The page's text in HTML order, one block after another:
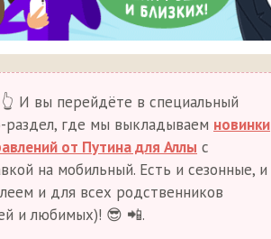
И вы перейдёте в специальный
раздел, где мы выкладываем новинки
от Путина для Аллы с
на мобильный. Есть и сезонные, и
и для всех родственников
и любимых)! 😎 📲.